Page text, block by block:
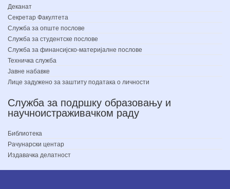
Деканат
Секретар Факултета
Служба за опште послове
Служба за студентске послове
Служба за финансијско-материјалне послове
Техничка служба
Јавне набавке
Лице задужено за заштиту података о личности
Служба за подршку образовању и
научноистраживачком раду
Библиотека
Рачунарски центар
Издавачка делатност